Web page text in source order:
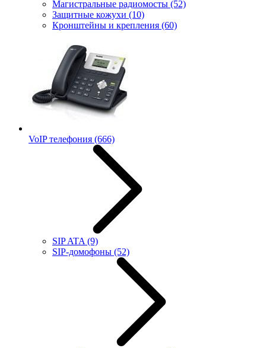
Магистральные радиомосты (52)
Защитные кожухи (10)
Кронштейны и крепления (60)
VoIP телефония (666)
SIP ATA (9)
SIP-домофоны (52)